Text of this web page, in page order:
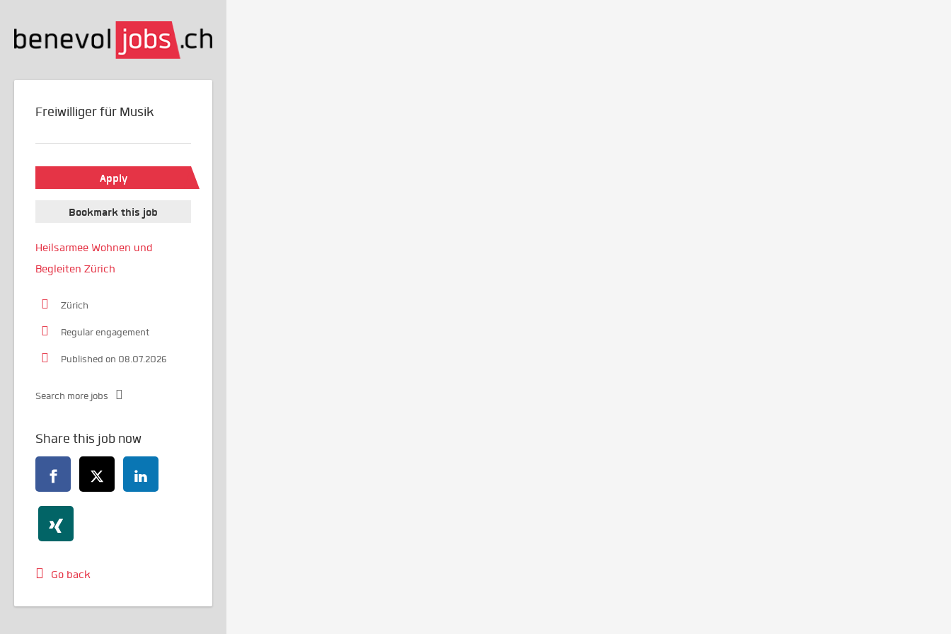
Freiwilliger für Musik
Apply
Bookmark this job
Heilsarmee Wohnen und
Begleiten Zürich
Zürich
Regular engagement
Published on 08.07.2026
Search more jobs
Share this job now
Go back